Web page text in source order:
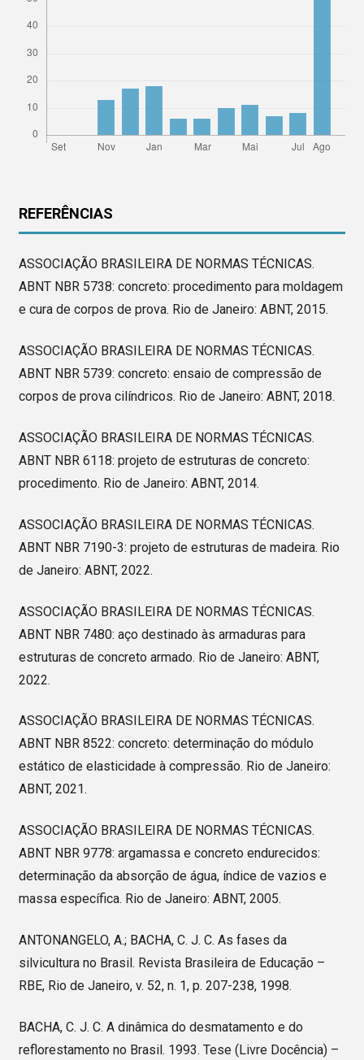
REFERÊNCIAS
ASSOCIAÇÃO BRASILEIRA DE NORMAS TÉCNICAS.
ABNT NBR 5738: concreto: procedimento para moldagem
e cura de corpos de prova. Rio de Janeiro: ABNT, 2015.
ASSOCIAÇÃO BRASILEIRA DE NORMAS TÉCNICAS.
ABNT NBR 5739: concreto: ensaio de compressão de
corpos de prova cilíndricos. Rio de Janeiro: ABNT, 2018.
ASSOCIAÇÃO BRASILEIRA DE NORMAS TÉCNICAS.
ABNT NBR 6118: projeto de estruturas de concreto:
procedimento. Rio de Janeiro: ABNT, 2014.
ASSOCIAÇÃO BRASILEIRA DE NORMAS TÉCNICAS.
ABNT NBR 7190-3: projeto de estruturas de madeira. Rio
de Janeiro: ABNT, 2022.
ASSOCIAÇÃO BRASILEIRA DE NORMAS TÉCNICAS.
ABNT NBR 7480: aço destinado às armaduras para
estruturas de concreto armado. Rio de Janeiro: ABNT,
2022.
ASSOCIAÇÃO BRASILEIRA DE NORMAS TÉCNICAS.
ABNT NBR 8522: concreto: determinação do módulo
estático de elasticidade à compressão. Rio de Janeiro:
ABNT, 2021.
ASSOCIAÇÃO BRASILEIRA DE NORMAS TÉCNICAS.
ABNT NBR 9778: argamassa e concreto endurecidos:
determinação da absorção de água, índice de vazios e
massa específica. Rio de Janeiro: ABNT, 2005.
ANTONANGELO, A.; BACHA, C. J. C. As fases da
silvicultura no Brasil. Revista Brasileira de Educação –
RBE, Rio de Janeiro, v. 52, n. 1, p. 207-238, 1998.
BACHA, C. J. C. A dinâmica do desmatamento e do
reflorestamento no Brasil. 1993. Tese (Livre Docência) –